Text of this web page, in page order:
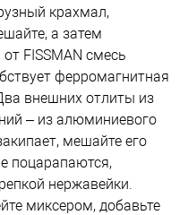
крахмал,
а затем
FISSMAN смесь
ферромагнитная
внешних отлиты из
– из алюминиевого
мешайте его
поцарапаются,
нержавейки.
миксером, добавьте